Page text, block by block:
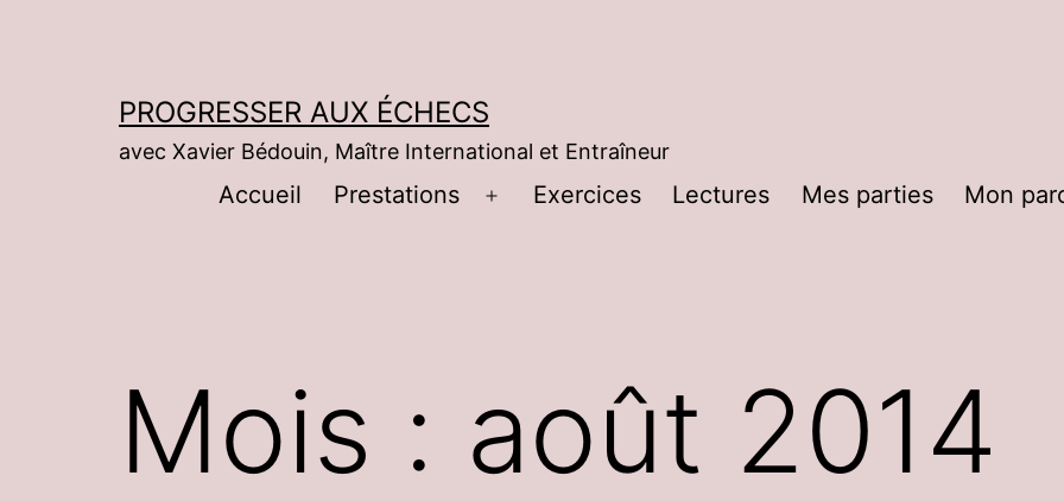
PROGRESSER AUX ÉCHECS
avec Xavier Bédouin, Maître International et Entraîneur
Accueil Prestations
Ouvrir
Exercices Lectures Mes parties Mon
Mois : août 2014